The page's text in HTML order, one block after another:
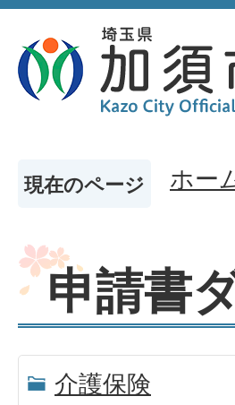
現在のページ ホー
申請書
介護保険